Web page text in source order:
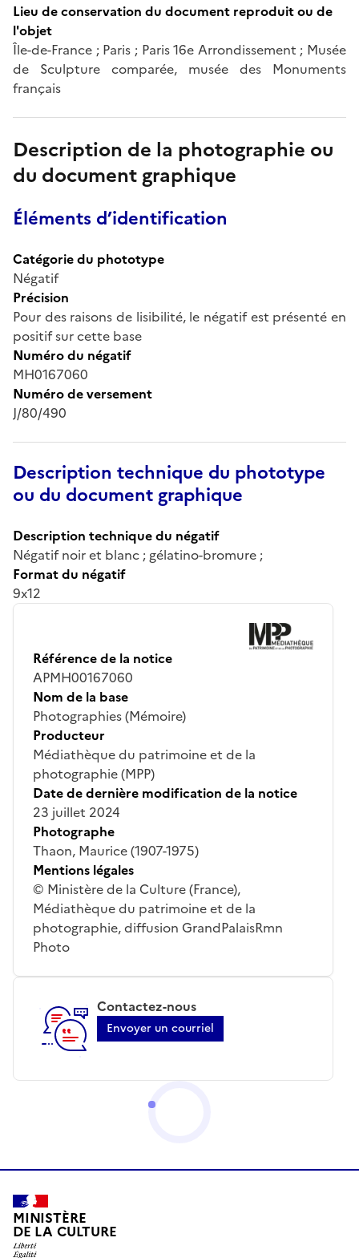
Lieu de conservation du document reproduit ou de
l'objet
Île-de-France ; Paris ; Paris 16e Arrondissement ; Musée
de Sculpture comparée, musée des Monuments
français
Description de la photographie ou
du document graphique
Éléments d’identification
Catégorie du phototype
Négatif
Précision
Pour des raisons de lisibilité, le négatif est présenté en
positif sur cette base
Numéro du négatif
MH0167060
Numéro de versement
J/80/490
Description technique du phototype
ou du document graphique
Description technique du négatif
Négatif noir et blanc ; gélatino-bromure ;
Format du négatif
9x12
Référence de la notice
APMH00167060
Nom de la base
Photographies (Mémoire)
Producteur
Médiathèque du patrimoine et de la
photographie (MPP)
Date de dernière modification de la notice
23 juillet 2024
Photographe
Thaon, Maurice (1907-1975)
Mentions légales
© Ministère de la Culture (France),
Médiathèque du patrimoine et de la
photographie, diffusion GrandPalaisRmn
Photo
Contactez-nous
Envoyer un courriel
MINISTÈRE
DE LA CULTURE